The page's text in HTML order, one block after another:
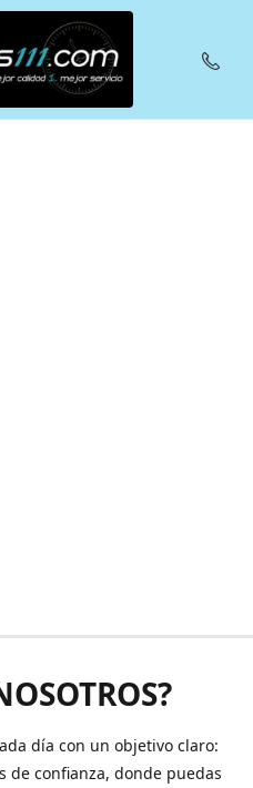
día con un objetivo claro:
confianza, donde puedas